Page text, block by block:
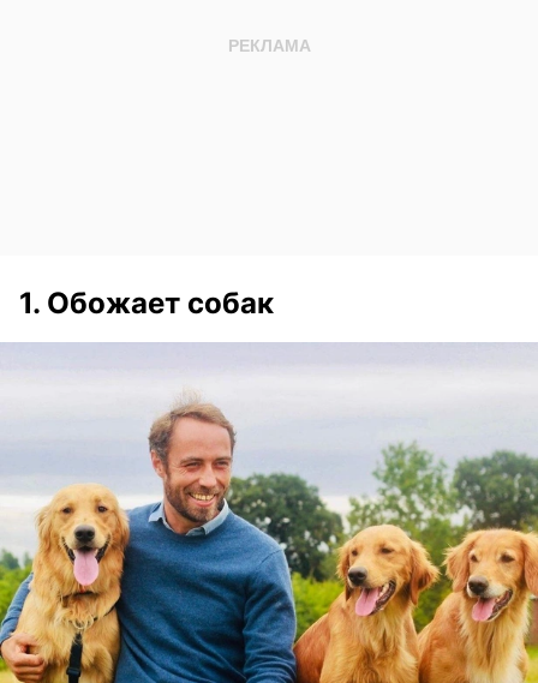
1. Обожает собак